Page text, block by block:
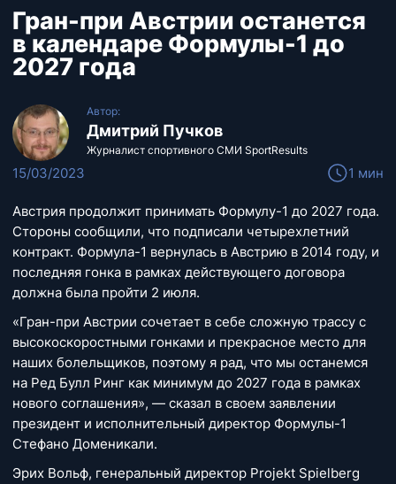
Гран-при Австрии останется
в календаре Формулы-1 до
2027 года
Автор:
Дмитрий Пучков
Журналист спортивного СМИ SportResults
15/03/2023 1 мин
Австрия продолжит принимать Формулу-1 до 2027 года.
Стороны сообщили, что подписали четырехлетний
контракт. Формула-1 вернулась в Австрию в 2014 году, и
последняя гонка в рамках действующего договора
должна была пройти 2 июля.
«Гран-при Австрии сочетает в себе сложную трассу с
высокоскоростными гонками и прекрасное место для
наших болельщиков, поэтому я рад, что мы останемся
на Ред Булл Ринг как минимум до 2027 года в рамках
нового соглашения», — сказал в своем заявлении
президент и исполнительный директор Формулы-1
Стефано Доменикали.
Эрих Вольф, генеральный директор Projekt Spielberg